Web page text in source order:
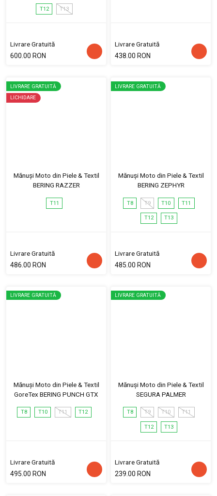
T12 T13
Livrare Gratuită
600.00 RON
Livrare Gratuită
438.00 RON
LIVRARE GRATUITĂ
LICHIDARE
Mănuși Moto din Piele & Textil
BERING RAZZER
T11
Livrare Gratuită
486.00 RON
LIVRARE GRATUITĂ
Mănuși Moto din Piele & Textil
BERING ZEPHYR
T8 T9 T10 T11
T12 T13
Livrare Gratuită
485.00 RON
LIVRARE GRATUITĂ
Mănuși Moto din Piele & Textil
GoreTex BERING PUNCH GTX
T8 T10 T11 T12
Livrare Gratuită
495.00 RON
LIVRARE GRATUITĂ
Mănuși Moto din Piele & Textil
SEGURA PALMER
T8 T9 T10 T11
T12 T13
Livrare Gratuită
239.00 RON